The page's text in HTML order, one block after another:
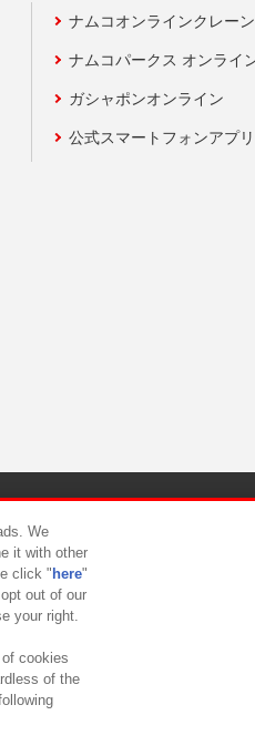
ナムコオンラインクレーン
ナムコパークス オンライ
ガシャポンオンライン
公式スマートフォンアプリ
ト対応方針
We
it with other
click " here"
out of our
your right.
cookies
of the